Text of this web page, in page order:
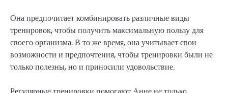
Она предпочитает комбинировать различные виды
тренировок, чтобы получить максимальную пользу для
своего организма. В то же время, она учитывает свои
возможности и предпочтения, чтобы тренировки были не
только полезны, но и приносили удовольствие.